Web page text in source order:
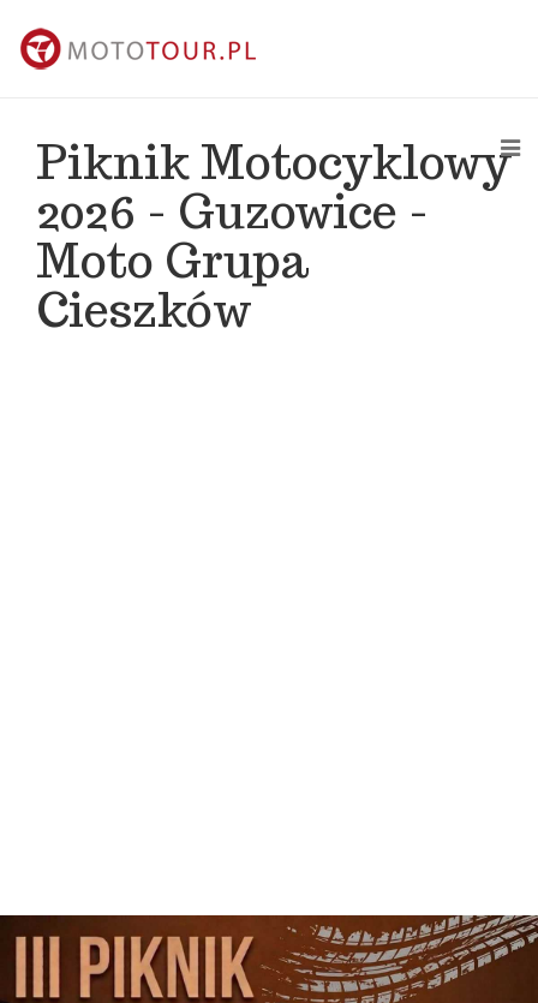
Piknik Motocyklowy
2026 - Guzowice -
Moto Grupa
Cieszków